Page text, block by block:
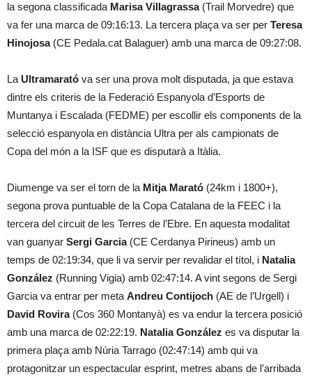
la segona classificada Marisa Villagrassa(Trail Morvedre) que
va fer una marca de 09:16:13. La tercera plaça va ser per Teresa
Hinojosa(CE Pedala.cat Balaguer) amb una marca de 09:27:08.
La Ultramarató va ser una prova molt disputada, ja que estava
dintre els criteris de la Federació Espanyola d’Esports de
Muntanya i Escalada (FEDME) per escollir els components de la
selecció espanyola en distància Ultra per als campionats de
Copa del món a la ISF que es disputarà a Itàlia.
Diumenge va ser el torn de la Mitja Marató (24km i 1800+),
segona prova puntuable de la Copa Catalana de la FEEC i la
tercera del circuit de les Terres de l’Ebre. En aquesta modalitat
van guanyar Sergi Garcia(CE Cerdanya Pirineus) amb un
temps de 02:19:34, que li va servir per revalidar el títol, i Natalia
González (Running Vigia) amb 02:47:14. A vint segons de Sergi
Garcia va entrar per meta Andreu Contijoch (AE de l’Urgell) i
David Rovira(Cos 360 Montanyà) es va endur la tercera posició
amb una marca de 02:22:19. Natalia González es va disputar la
primera plaça amb Núria Tarrago (02:47:14) amb qui va
protagonitzar un espectacular esprint, metres abans de l’arribada